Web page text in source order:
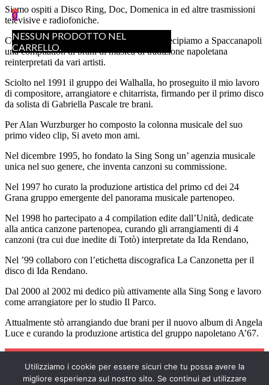
0
NESSUN PRODOTTO NEL
CARRELLO.
Siamo ospiti a Disco Ring, Doc, Domenica in ed altre trasmissioni
televisive e radiofoniche.
Con L’addio di Libero Bovio nel 1989 partecipiamo a Spaccanapoli
una compilation di brani di musica di tradizione napoletana
reinterpretati da vari artisti.
Sciolto nel 1991 il gruppo dei Walhalla, ho proseguito il mio lavoro
di compositore, arrangiatore e chitarrista, firmando per il primo disco
da solista di Gabriella Pascale tre brani.
Per Alan Wurzburger ho composto la colonna musicale del suo
primo video clip, Si aveto mon ami.
Nel dicembre 1995, ho fondato la Sing Song un’ agenzia musicale
unica nel suo genere, che inventa canzoni su commissione.
Nel 1997 ho curato la produzione artistica del primo cd dei 24
Grana gruppo emergente del panorama musicale partenopeo.
Nel 1998 ho partecipato a 4 compilation edite dall’Unità, dedicate
alla antica canzone partenopea, curando gli arrangiamenti di 4
canzoni (tra cui due inedite di Totò) interpretate da Ida Rendano,
Nel ’99 collaboro con l’etichetta discografica La Canzonetta per il
disco di Ida Rendano.
Dal 2000 al 2002 mi dedico più attivamente alla Sing Song e lavoro
come arrangiatore per lo studio Il Parco.
Attualmente stò arrangiando due brani per il nuovo album di Angela
Luce e curando la produzione artistica del gruppo napoletano A’67.
COPYRIGHT © 2026 POLOSUD RECORDS
Utilizziamo i cookie per essere sicuri che tu possa avere la
migliore esperienza sul nostro sito. Se continui ad utilizzare